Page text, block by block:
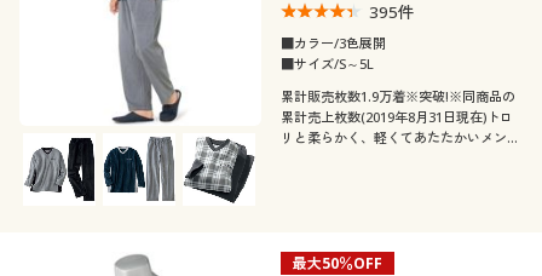
395件
■カラー/3色展開
■サイズ/S～5L
累計販売枚数1.9万着※突破!※同商品の
累計売上枚数(2019年8月31日現在)トロ
リと柔らかく、軽くてあたたかいメンズ
最大50％OFF